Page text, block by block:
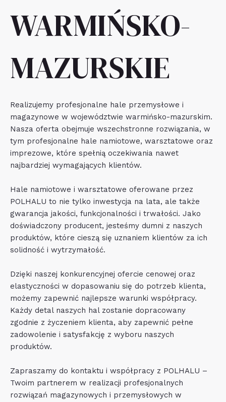
WARMIŃSKO-
MAZURSKIE
Realizujemy profesjonalne hale przemysłowe i
magazynowe w województwie warmińsko-mazurskim.
Nasza oferta obejmuje wszechstronne rozwiązania, w
tym profesjonalne hale namiotowe, warsztatowe oraz
imprezowe, które spełnią oczekiwania nawet
najbardziej wymagających klientów.
Hale namiotowe i warsztatowe oferowane przez
POLHALU to nie tylko inwestycja na lata, ale także
gwarancja jakości, funkcjonalności i trwałości. Jako
doświadczony producent, jesteśmy dumni z naszych
produktów, które cieszą się uznaniem klientów za ich
solidność i wytrzymałość.
Dzięki naszej konkurencyjnej ofercie cenowej oraz
elastyczności w dopasowaniu się do potrzeb klienta,
możemy zapewnić najlepsze warunki współpracy.
Każdy detal naszych hal zostanie dopracowany
zgodnie z życzeniem klienta, aby zapewnić pełne
zadowolenie i satysfakcję z wyboru naszych
produktów.
Zapraszamy do kontaktu i współpracy z POLHALU –
Twoim partnerem w realizacji profesjonalnych
rozwiązań magazynowych i przemysłowych w